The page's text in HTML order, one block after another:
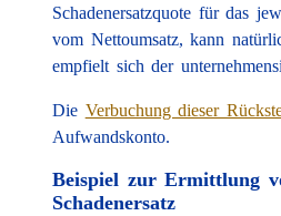
Schadenersatzquote für das
vom Nettoumsatz, kann
empfielt sich der
Die Verbuchung dieser
Aufwandskonto.
Beispiel zur Ermittlung
Schadenersatz